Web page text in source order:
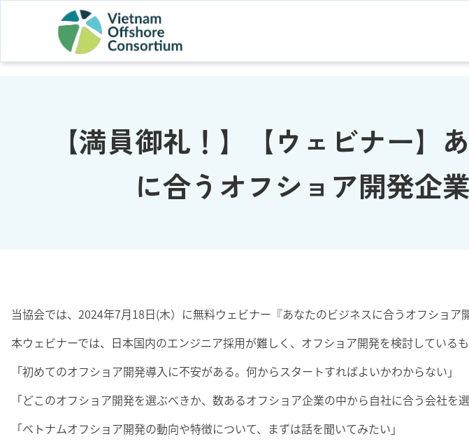
【満員御礼！】【ウェビナー】
に合うオフショア開発企
当協会では、2024年7月18日(木）に無料ウェビナー『あなたのビジネスに合うオフショア
本ウェビナーでは、日本国内のエンジニア採用が難しく、オフショア開発を検討している
「初めてのオフショア開発導入に不安がある。何からスタートすればよいかわからない」
「どこのオフショア開発を選ぶべきか、数あるオフショア企業の中から自社に合う会社を選
「ベトナムオフショア開発の動向や特徴について、まずは話を聞いてみたい」